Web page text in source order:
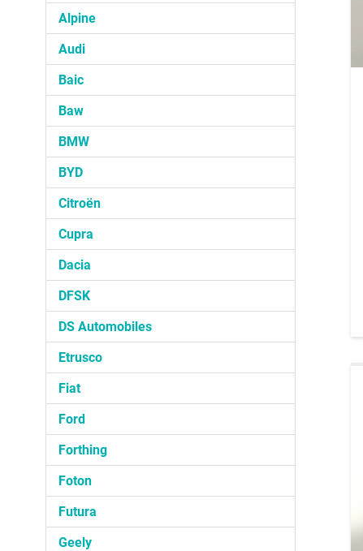
Alpine
Audi
Baic
Baw
BMW
BYD
Citroën
Cupra
Dacia
DFSK
DS Automobiles
Etrusco
Fiat
Ford
Forthing
Foton
Futura
Geely